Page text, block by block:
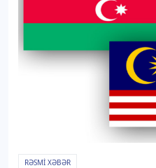
RƏSMI XƏBƏR